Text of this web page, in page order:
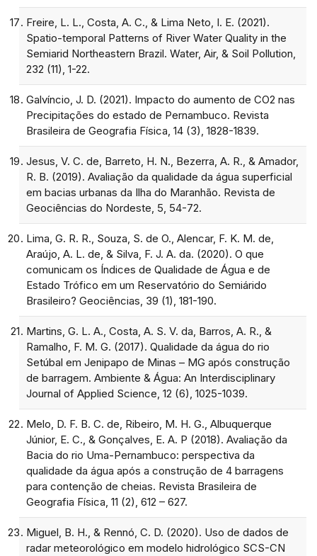
Freire, L. L., Costa, A. C., & Lima Neto, I. E. (2021).
Spatio-temporal Patterns of River Water Quality in the
Semiarid Northeastern Brazil. Water, Air, & Soil Pollution,
232 (11), 1-22.
Galvíncio, J. D. (2021). Impacto do aumento de CO2 nas
Precipitações do estado de Pernambuco. Revista
Brasileira de Geografia Física, 14 (3), 1828-1839.
Jesus, V. C. de, Barreto, H. N., Bezerra, A. R., & Amador,
R. B. (2019). Avaliação da qualidade da água superficial
em bacias urbanas da Ilha do Maranhão. Revista de
Geociências do Nordeste, 5, 54-72.
Lima, G. R. R., Souza, S. de O., Alencar, F. K. M. de,
Araújo, A. L. de, & Silva, F. J. A. da. (2020). O que
comunicam os Índices de Qualidade de Água e de
Estado Trófico em um Reservatório do Semiárido
Brasileiro? Geociências, 39 (1), 181-190.
Martins, G. L. A., Costa, A. S. V. da, Barros, A. R., &
Ramalho, F. M. G. (2017). Qualidade da água do rio
Setúbal em Jenipapo de Minas – MG após construção
de barragem. Ambiente & Água: An Interdisciplinary
Journal of Applied Science, 12 (6), 1025-1039.
Melo, D. F. B. C. de, Ribeiro, M. H. G., Albuquerque
Júnior, E. C., & Gonçalves, E. A. P (2018). Avaliação da
Bacia do rio Uma-Pernambuco: perspectiva da
qualidade da água após a construção de 4 barragens
para contenção de cheias. Revista Brasileira de
Geografia Física, 11 (2), 612 – 627.
Miguel, B. H., & Rennó, C. D. (2020). Uso de dados de
radar meteorológico em modelo hidrológico SCS-CN